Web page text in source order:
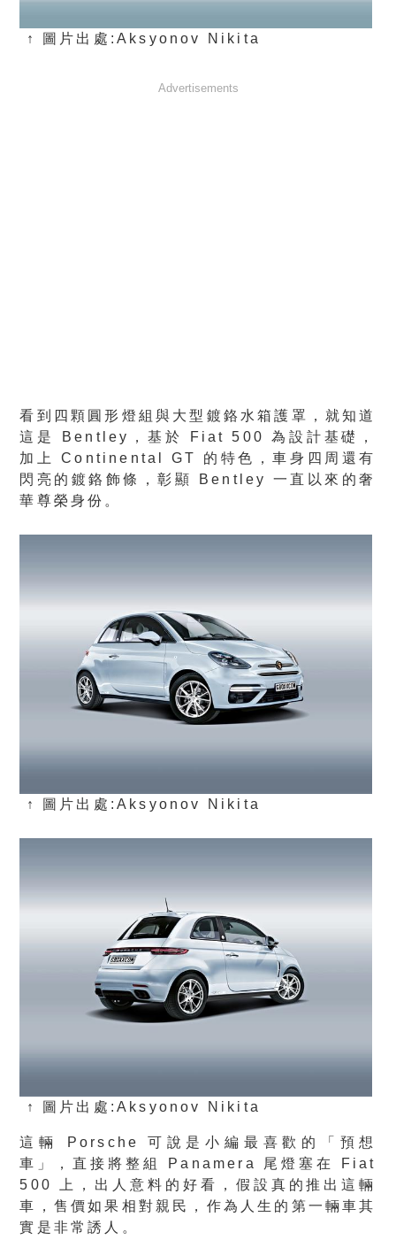
↑ 圖片出處:Aksyonov Nikita
Advertisements
看到四顆圓形燈組與大型鍍鉻水箱護罩，就知道
這是 Bentley，基於 Fiat 500 為設計基礎，
加上 Continental GT 的特色，車身四周還有
閃亮的鍍鉻飾條，彰顯 Bentley 一直以來的奢
華尊榮身份。
↑ 圖片出處:Aksyonov Nikita
↑ 圖片出處:Aksyonov Nikita
這輛 Porsche 可說是小編最喜歡的「預想
車」，直接將整組 Panamera 尾燈塞在 Fiat
500 上，出人意料的好看，假設真的推出這輛
車，售價如果相對親民，作為人生的第一輛車其
實是非常誘人。